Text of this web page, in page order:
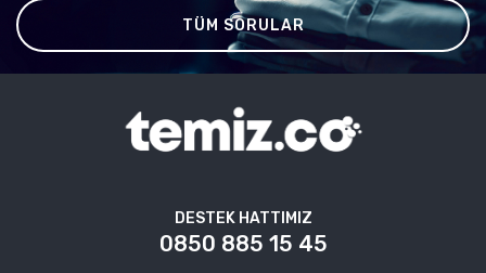
TÜM SORULAR
DESTEK HATTIMIZ
0850 885 15 45